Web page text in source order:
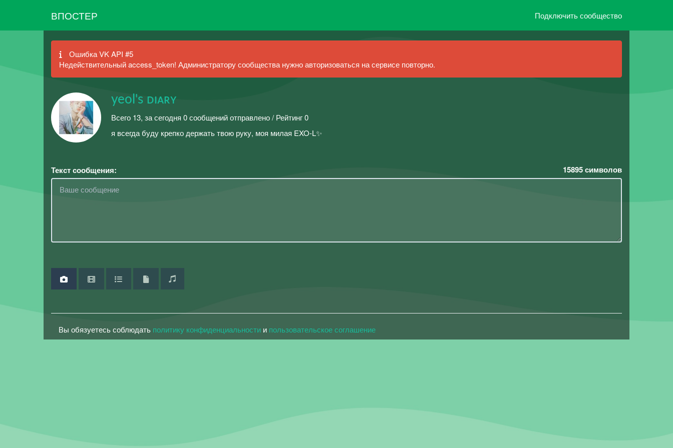
ВПОСТЕР Подключить сообщество
Ошибка VK API #5
Недействительный access_token! Администратору сообщества нужно авторизоваться на сервисе повторно.
yeol's ᴅɪᴀʀʏ
Всего 13, за сегодня 0 сообщений отправлено / Рейтинг 0
я всегда буду крепко держать твою руку, моя милая EXO-L✨
Текст сообщения: 15895символов
Вы обязуетесь соблюдать политику конфиденциальности и пользовательское соглашение